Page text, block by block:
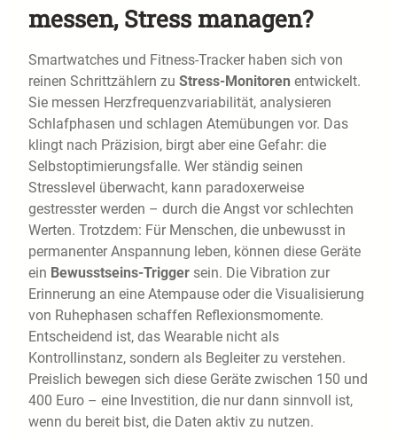
messen, Stress managen?
Smartwatches und Fitness-Tracker haben sich von
reinen Schrittzählern zu Stress-Monitoren entwickelt.
Sie messen Herzfrequenzvariabilität, analysieren
Schlafphasen und schlagen Atemübungen vor. Das
klingt nach Präzision, birgt aber eine Gefahr: die
Selbstoptimierungsfalle. Wer ständig seinen
Stresslevel überwacht, kann paradoxerweise
gestresster werden – durch die Angst vor schlechten
Werten. Trotzdem: Für Menschen, die unbewusst in
permanenter Anspannung leben, können diese Geräte
ein Bewusstseins-Trigger sein. Die Vibration zur
Erinnerung an eine Atempause oder die Visualisierung
von Ruhephasen schaffen Reflexionsmomente.
Entscheidend ist, das Wearable nicht als
Kontrollinstanz, sondern als Begleiter zu verstehen.
Preislich bewegen sich diese Geräte zwischen 150 und
400 Euro – eine Investition, die nur dann sinnvoll ist,
wenn du bereit bist, die Daten aktiv zu nutzen.